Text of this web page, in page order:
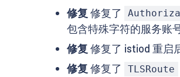
修复 修复了
包含特殊字符的服务账
修复 修复了 istiod 重启
修复 修复了 TLSRoute